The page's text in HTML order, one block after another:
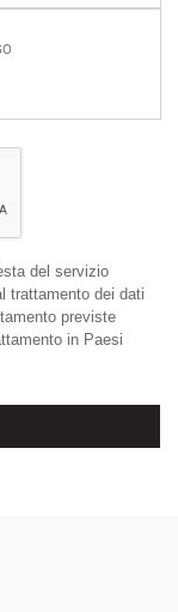
del servizio
trattamento dei dati
previste
in Paesi